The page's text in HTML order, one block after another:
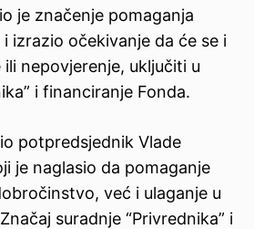
je značenje pomaganja
izrazio očekivanje da će se i
nepovjerenje, uključiti u
i financiranje Fonda.
potpredsjednik Vlade
je naglasio da pomaganje
već i ulaganje u
suradnje “Privrednika” i